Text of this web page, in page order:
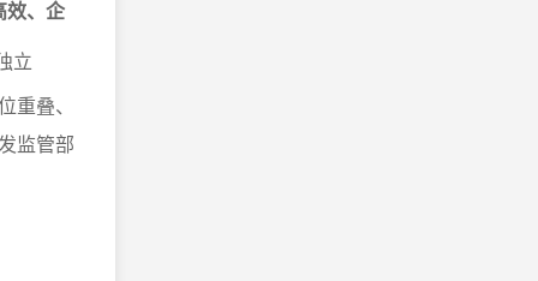
效、企
立
叠、
监管部